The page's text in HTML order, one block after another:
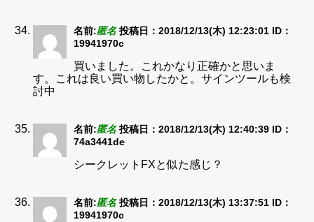
名前:匿名 投稿日：2018/12/13(木) 12:23:01 ID：
19941970c
買いました。これかなり正確かと思いま
す。これは良い買い物したかと。サインツールも検
討中
名前:匿名 投稿日：2018/12/13(木) 12:40:39 ID：
74a3441de
シークレットFXと似た感じ？
名前:匿名 投稿日：2018/12/13(木) 13:37:51 ID：
19941970c